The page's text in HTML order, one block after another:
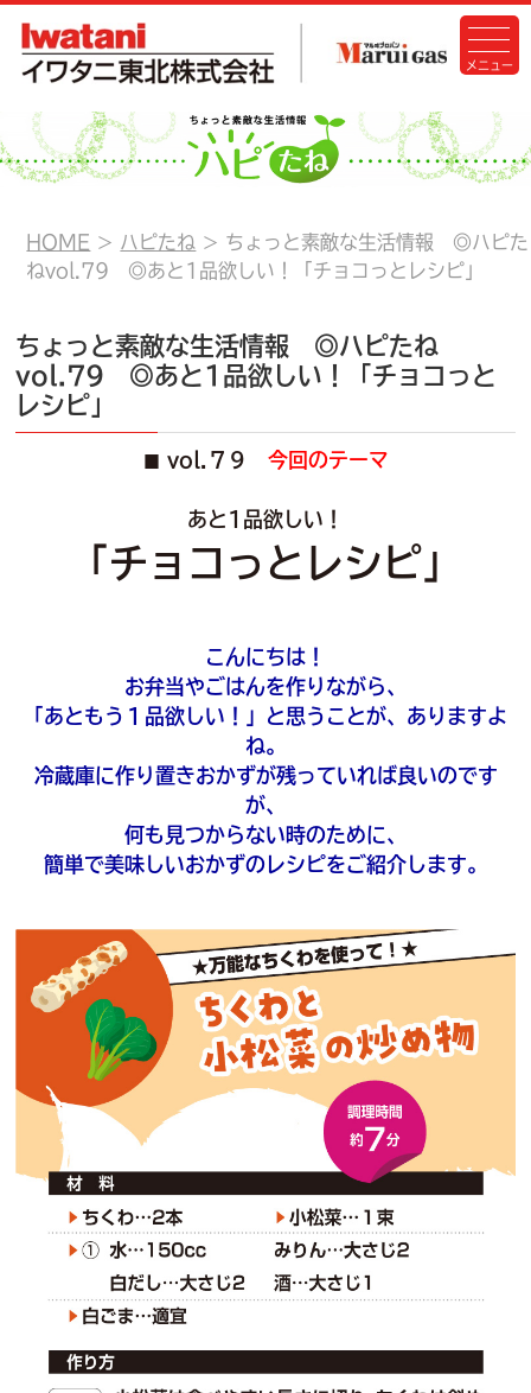
HOME ハピたね
ちょっと素敵な生活情報 ◎ハピた
ねvol.79 ◎あと1品欲しい！「チョコっとレシピ」
ちょっと素敵な生活情報 ◎ハピたね
vol.79 ◎あと1品欲しい！「チョコっと
レシピ」
vol.７９ 今回のテーマ
あと1品欲しい！
「チョコっとレシピ」
こんにちは！
お弁当やごはんを作りながら、
「あともう１品欲しい！」と思うことが、ありますよ
ね。
冷蔵庫に作り置きおかずが残っていれば良いのです
が、
何も見つからない時のために、
簡単で美味しいおかずのレシピをご紹介します。